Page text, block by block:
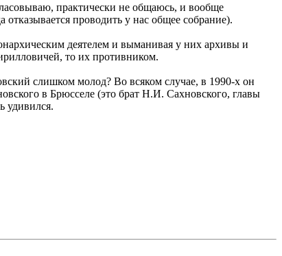
практически не общаюсь, и вообще
проводить у нас общее собрание).
деятелем и выманивая у них архивы и
то их противником.
слишком молод? Во всяком случае, в 1990-х он
в Брюсселе (это брат Н.И. Сахновского, главы
удивился.